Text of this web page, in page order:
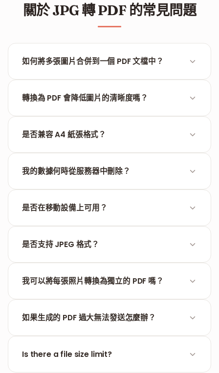
關於 JPG 轉 PDF 的常見問題
如何將多張圖片合併到一個 PDF 文檔中？
處理之前拖放以重新排序。
轉換為 PDF 會降低圖片的清晰度嗎？
出 PDF 的品質將與源圖片完全相同。
是否兼容 A4 紙張格式？
選項，以及頁邊距配置。
我的數據何時從服務器中刪除？
有文件。
是否在移動設備上可用？
Safari）進行了優化，無需安裝額外的應用。
是否支持 JPEG 格式？
種文件擴展名類型。
我可以將每張照片轉換為獨立的 PDF 嗎？
選項，即可接收獨立的文件。
如果生成的 PDF 過大無法發送怎麼辦？
保持文檔的高清晰度。
Is there a file size limit?